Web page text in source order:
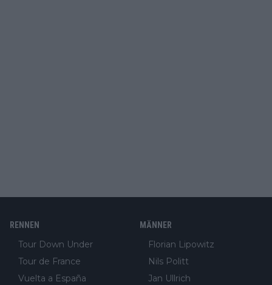
RENNEN
Tour Down Under
Tour de France
Vuelta a España
MÄNNER
Florian Lipowitz
Nils Politt
Jan Ullrich